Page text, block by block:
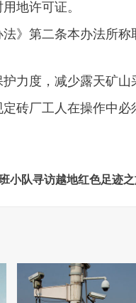
地许可证。
》第二条本办法所
力度，减少露天矿
砖厂工人在操作中
小队寻访越地红色足迹